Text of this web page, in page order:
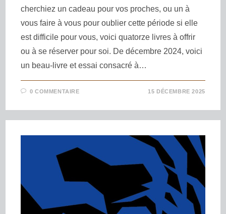
cherchiez un cadeau pour vos proches, ou un à
vous faire à vous pour oublier cette période si elle
est difficile pour vous, voici quatorze livres à offrir
ou à se réserver pour soi. De décembre 2024, voici
un beau-livre et essai consacré à…
0 COMMENTAIRE 15 DÉCEMBRE 2025